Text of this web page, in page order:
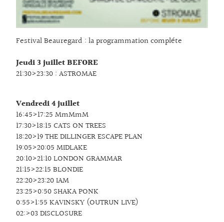
Festival Beauregard : la programmation compléte
Jeudi 3 juillet BEFORE
21:30>23:30 : ASTROMAE
Vendredi 4 juillet
16:45>17:25 MmMmM
17:30>18:15 CATS ON TREES
18:20>19 THE DILLINGER ESCAPE PLAN
19:05>20:05 MIDLAKE
20:10>21:10 LONDON GRAMMAR
21:15>22:15 BLONDIE
22:20>23:20 IAM
23:25>0:50 SHAKA PONK
0:55>1:55 KAVINSKY (OUTRUN LIVE)
02:>03 DISCLOSURE